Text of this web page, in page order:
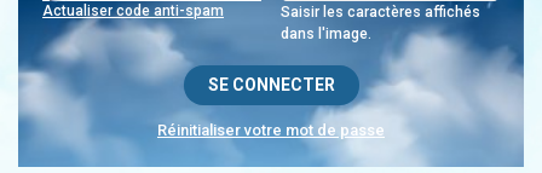
Saisir les caractères affichés
dans l'image.
Actualiser code anti-spam
Réinitialiser votre mot de passe